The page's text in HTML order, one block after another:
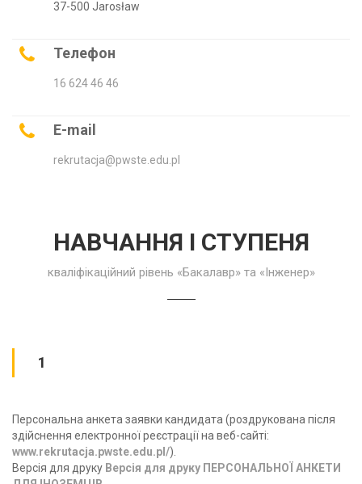
37-500 Jarosław
Телефон
16 624 46 46
E-mail
rekrutacja@pwste.edu.pl
НАВЧАННЯ I СТУПЕНЯ
кваліфікаційний рівень «Бакалавр» та «Інженер»
1
Персональна анкета заявки кандидата (роздрукована після
здійснення електронної реєстрації на веб-сайті:
www.rekrutacja.pwste.edu.pl/).
Версія для друку Версія для друку ПЕРСОНАЛЬНОЇ АНКЕТИ